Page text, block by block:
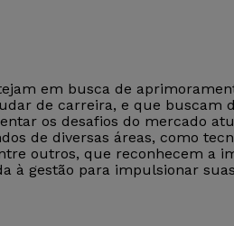
em busca de
de carreira, e que buscam
os desafios do mercado
de diversas áreas, como
outros, que reconhecem a
à gestão para impulsionar